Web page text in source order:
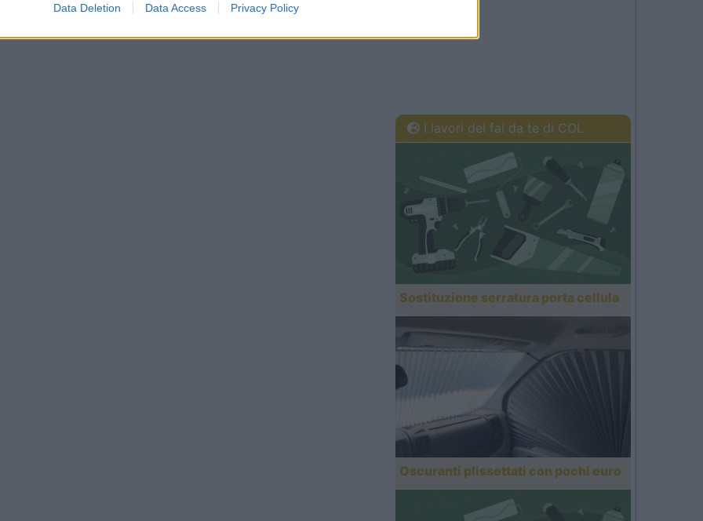
Data Deletion Data Access Privacy Policy
I lavori del fai da te di COL
Sostituzione serratura porta cellula
Oscuranti plissettati con pochi euro